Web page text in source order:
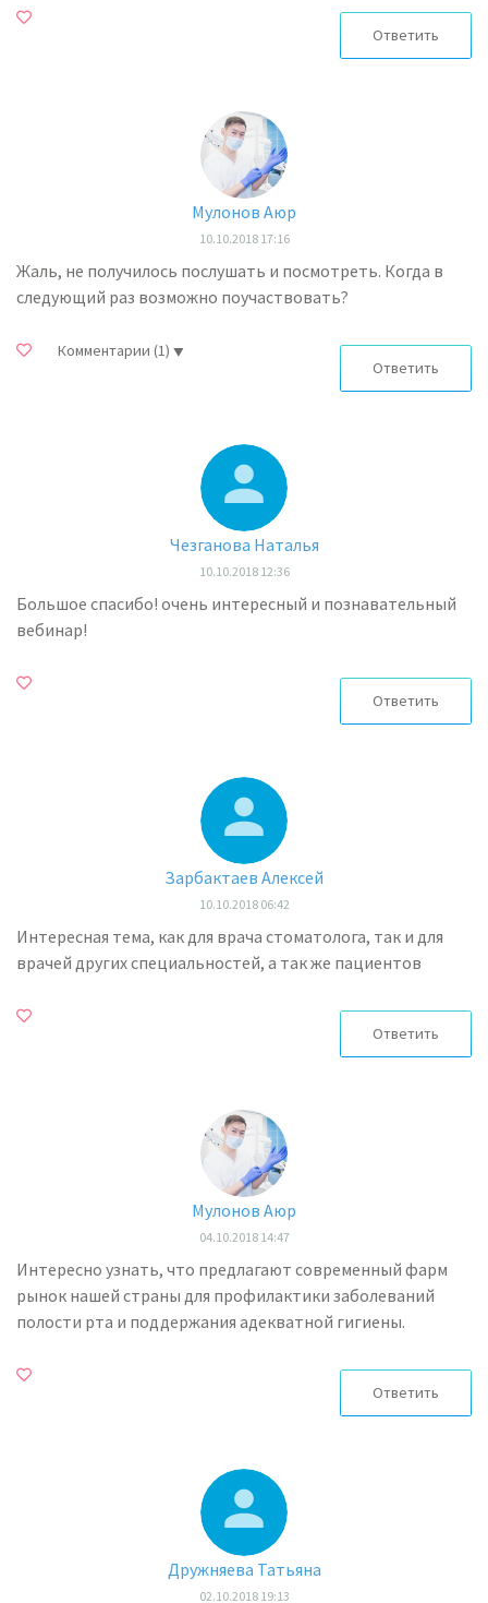
Ответить
Мулонов Аюр
10.10.2018 17:16
Жаль, не получилось послушать и посмотреть. Когда в
следующий раз возможно поучаствовать?
Комментарии (1)
Ответить
Чезганова Наталья
10.10.2018 12:36
Большое спасибо! очень интересный и познавательный
вебинар!
Ответить
Зарбактаев Алексей
10.10.2018 06:42
Интересная тема, как для врача стоматолога, так и для
врачей других специальностей, а так же пациентов
Ответить
Мулонов Аюр
04.10.2018 14:47
Интересно узнать, что предлагают современный фарм
рынок нашей страны для профилактики заболеваний
полости рта и поддержания адекватной гигиены.
Ответить
Дружняева Татьяна
02.10.2018 19:13